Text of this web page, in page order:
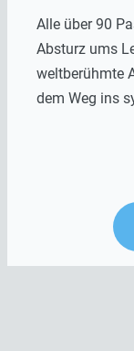
Alle über 90
Absturz ums
weltberühmte
dem Weg ins